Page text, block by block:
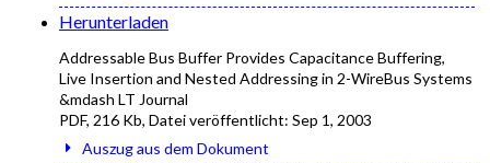
Herunterladen
Addressable Bus Buffer Provides Capacitance Buffering,
Live Insertion and Nested Addressing in 2-WireBus Systems
&mdash LT Journal
PDF, 216 Kb, Datei veröffentlicht: Sep 1, 2003
Auszug aus dem Dokument